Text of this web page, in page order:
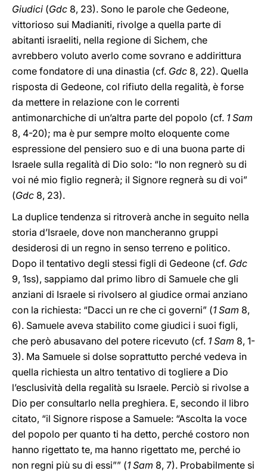
Giudici (Gdc 8, 23). Sono le parole che Gedeone,
vittorioso sui Madianiti, rivolge a quella parte di
abitanti israeliti, nella regione di Sichem, che
avrebbero voluto averlo come sovrano e addirittura
come fondatore di una dinastia (cf. Gdc 8, 22). Quella
risposta di Gedeone, col rifiuto della regalità, è forse
da mettere in relazione con le correnti
antimonarchiche di un’altra parte del popolo (cf. 1 Sam
8, 4-20); ma è pur sempre molto eloquente come
espressione del pensiero suo e di una buona parte di
Israele sulla regalità di Dio solo: “Io non regnerò su di
voi né mio figlio regnerà; il Signore regnerà su di voi”
(Gdc 8, 23).
La duplice tendenza si ritroverà anche in seguito nella
storia d’Israele, dove non mancheranno gruppi
desiderosi di un regno in senso terreno e politico.
Dopo il tentativo degli stessi figli di Gedeone (cf. Gdc
9, 1ss), sappiamo dal primo libro di Samuele che gli
anziani di Israele si rivolsero al giudice ormai anziano
con la richiesta: “Dacci un re che ci governi” (1 Sam 8,
6). Samuele aveva stabilito come giudici i suoi figli,
che però abusavano del potere ricevuto (cf. 1 Sam 8, 1-
3). Ma Samuele si dolse soprattutto perché vedeva in
quella richiesta un altro tentativo di togliere a Dio
l’esclusività della regalità su Israele. Perciò si rivolse a
Dio per consultarlo nella preghiera. E, secondo il libro
citato, “il Signore rispose a Samuele: “Ascolta la voce
del popolo per quanto ti ha detto, perché costoro non
hanno rigettato te, ma hanno rigettato me, perché io
non regni più su di essi”” (1 Sam 8, 7). Probabilmente si